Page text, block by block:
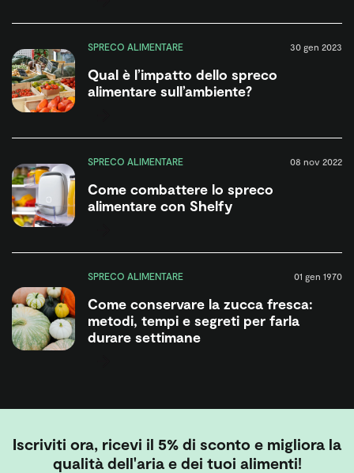
SPRECO ALIMENTARE 30 gen 2023
Qual è l’impatto dello spreco
alimentare sull’ambiente?
SPRECO ALIMENTARE 08 nov 2022
Come combattere lo spreco
alimentare con Shelfy
SPRECO ALIMENTARE 01 gen 1970
Come conservare la zucca fresca:
metodi, tempi e segreti per farla
durare settimane
Iscriviti ora, ricevi il 5% di sconto e migliora la
qualità dell'aria e dei tuoi alimenti!